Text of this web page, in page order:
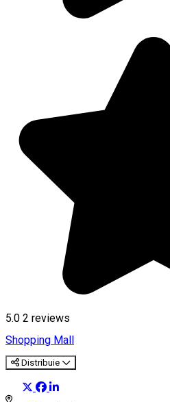
5.0 2 reviews
Shopping Mall
Distribuie